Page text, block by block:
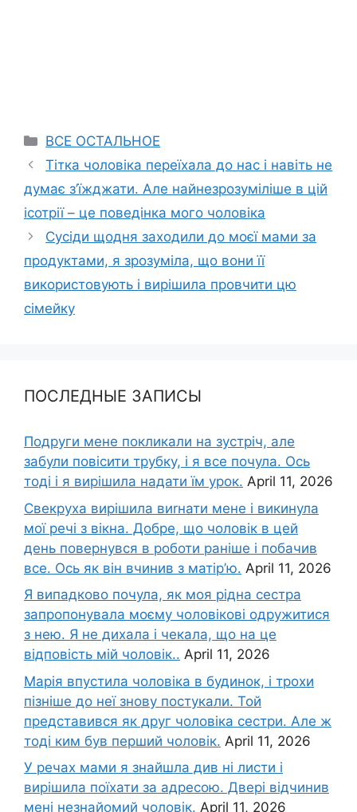
Categories
ВСЕ ОСТАЛЬНОЕ
Тітка чоловіка переїхала до нас і навіть не
думає з’їжджати. Але найнезрозуміліше в цій
ісотрії – це поведінка мого чоловіка
Сусіди щодня заходили до моєї мами за
продуктами, я зрозуміла, що вони її
використовують і вирішила провчити цю
сімейку
ПОСЛЕДНЫЕ ЗАПИСЫ
Подруги мене покликали на зустріч, але
забули повісити трубку, і я все почула. Ось
тоді і я вирішила надати їм урок. April 11, 2026
Свекруха вирішила виrнати мене і викинула
мої речі з вікна. Добре, що чоловік в цей
день повернувся в роботи раніше і побачив
все. Ось як він вчинив з матір’ю. April 11, 2026
Я випадково почула, як моя рідна сестра
запропонувала моєму чоловікові одружитися
з нею. Я не дихала і чекала, що на це
відповість мій чоловік.. April 11, 2026
Марія впустила чоловіка в будинок, і трохи
пізніше до неї знову постукали. Той
представився як друг чоловіка сестри. Але ж
тоді ким був перший чоловік. April 11, 2026
У речах мами я знайшла див ні листи і
вирішила поїхати за адресою. Двері відчинив
мені незнайомий чоловік. April 11, 2026